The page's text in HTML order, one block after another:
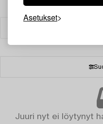
Asetukset
Juuri nyt ei löytynyt